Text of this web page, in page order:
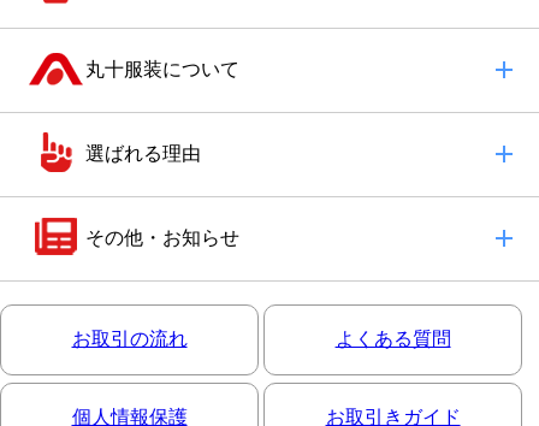
丸十服装について
選ばれる理由
その他・お知らせ
お取引の流れ よくある質問
個人情報保護 お取引きガイド